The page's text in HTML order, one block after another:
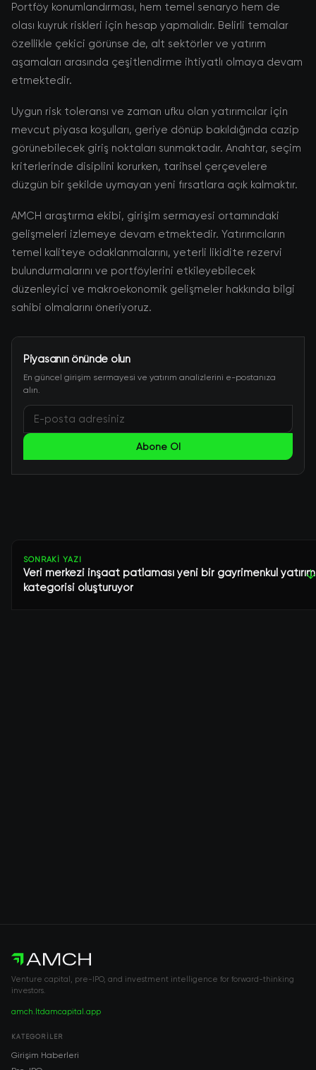
Portföy konumlandırması, hem temel senaryo hem de
olası kuyruk riskleri için hesap yapmalıdır. Belirli temalar
özellikle çekici görünse de, alt sektörler ve yatırım
aşamaları arasında çeşitlendirme ihtiyatlı olmaya devam
etmektedir.
Uygun risk toleransı ve zaman ufku olan yatırımcılar için
mevcut piyasa koşulları, geriye dönüp bakıldığında cazip
görünebilecek giriş noktaları sunmaktadır. Anahtar, seçim
kriterlerinde disiplini korurken, tarihsel çerçevelere
düzgün bir şekilde uymayan yeni fırsatlara açık kalmaktır.
AMCH araştırma ekibi, girişim sermayesi ortamındaki
gelişmeleri izlemeye devam etmektedir. Yatırımcıların
temel kaliteye odaklanmalarını, yeterli likidite rezervi
bulundurmalarını ve portföylerini etkileyebilecek
düzenleyici ve makroekonomik gelişmeler hakkında bilgi
sahibi olmalarını öneriyoruz.
Piyasanın önünde olun
En güncel girişim sermayesi ve yatırım analizlerini e-postanıza
alın.
Abone Ol
SONRAKI YAZI
Veri merkezi inşaat patlaması yeni bir gayrimenkul yatırım
kategorisi oluşturuyor
↓
Venture capital, pre-IPO, and investment intelligence for forward-thinking
investors.
amch.ltdamcapital.app
KATEGORILER
Girişim Haberleri